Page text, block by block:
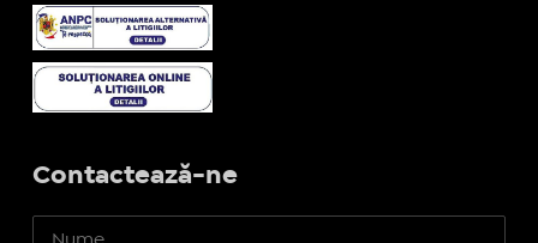
Contactează-ne